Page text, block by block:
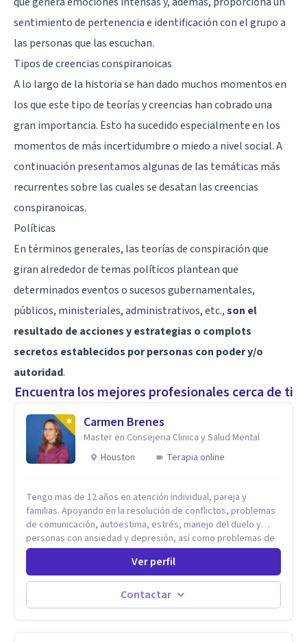
sentimiento de pertenencia e identificación con el grupo a
las personas que las escuchan.
Tipos de creencias conspiranoicas
A lo largo de la historia se han dado muchos momentos en
los que este tipo de teorías y creencias han cobrado una
gran importancia. Esto ha sucedido especialmente en los
momentos de más incertidumbre o miedo a nivel social. A
continuación presentamos algunas de las temáticas más
recurrentes sobre las cuales se desatan las creencias
conspiranoicas.
Políticas
En términos generales, las teorías de conspiración que
giran alrededor de temas políticos plantean que
determinados eventos o sucesos gubernamentales,
públicos, ministeriales, administrativos, etc.,son el
resultado de acciones y estrategias o complots
secretos establecidos por personas con poder y/o
autoridad.
Encuentra los mejores profesionales cerca de ti
Carmen Brenes
Master en Consejeria Clinica y Salud Mental
Houston
Terapia online
Tengo mas de 12 años en atención individual, pareja y
familias. Apoyando en la resolución de conflictos, problemas
de comunicación, autoestima, estrés, manejo del duelo y
personas con ansiedad y depresión, así como problemas de
conducta y comportamiento. Desarrollo de personas
Estableciendo metas a corto y largo plazo, es vital para la
vida de cada uno tener su propia vision.
Ver perfil
Contactar